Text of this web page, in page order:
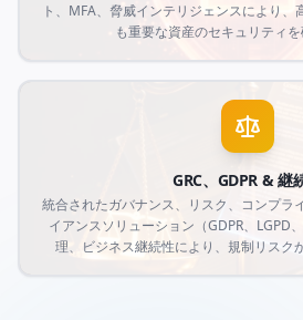
ト、MFA、脅威インテリジェンスにより
も重要な資産のセキュリティを
GRC、GDPR & 継
統合されたガバナンス、リスク、コンプラ
イアンスソリューション（GDPR、LGPD
理、ビジネス継続性により、規制リスク